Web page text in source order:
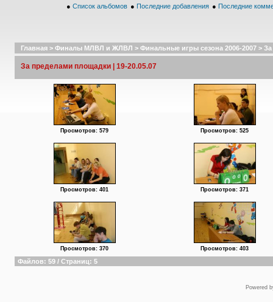
● Список альбомов ● Последние добавления ● Последние
Главная > Финалы МЛВЛ и ЖЛВЛ > Финальные игры сезона 2006-2007 > За
За пределами площадки | 19-20.05.07
Просмотров: 579 Просмотров: 525
Просмотров: 401 Просмотров: 371
Просмотров: 370 Просмотров: 403
Файлов: 59 / Страниц: 5
Powered